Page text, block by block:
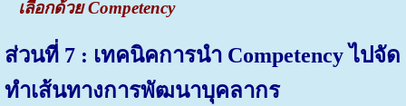
เลือกด้วย Competency
ส่วนที่ 7 : เทคนิคการนำ Competency ไปจัด
ทำเส้นทางการพัฒนาบุคลากร